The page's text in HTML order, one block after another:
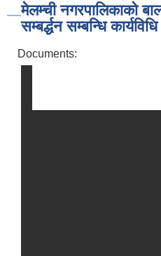
मेलम्ची नगरपालिकाको
सम्बर्द्धन सम्बन्धि
Documents: